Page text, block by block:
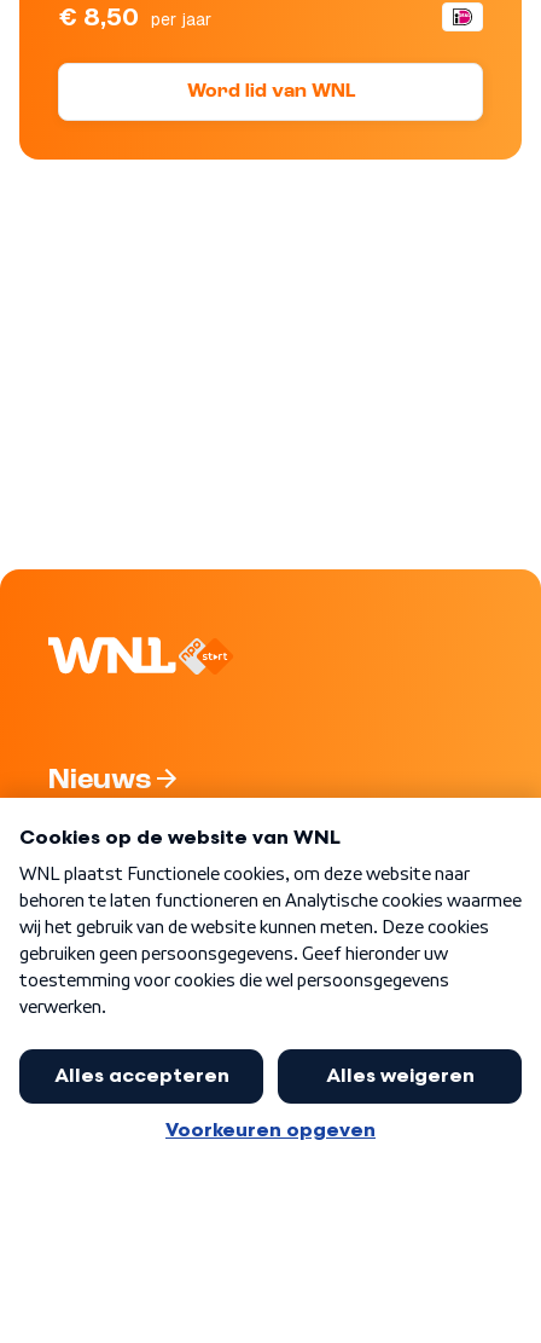
€ 8,50 per jaar
Word lid van WNL
Nieuws
Nieuwsbrief
Word Lid